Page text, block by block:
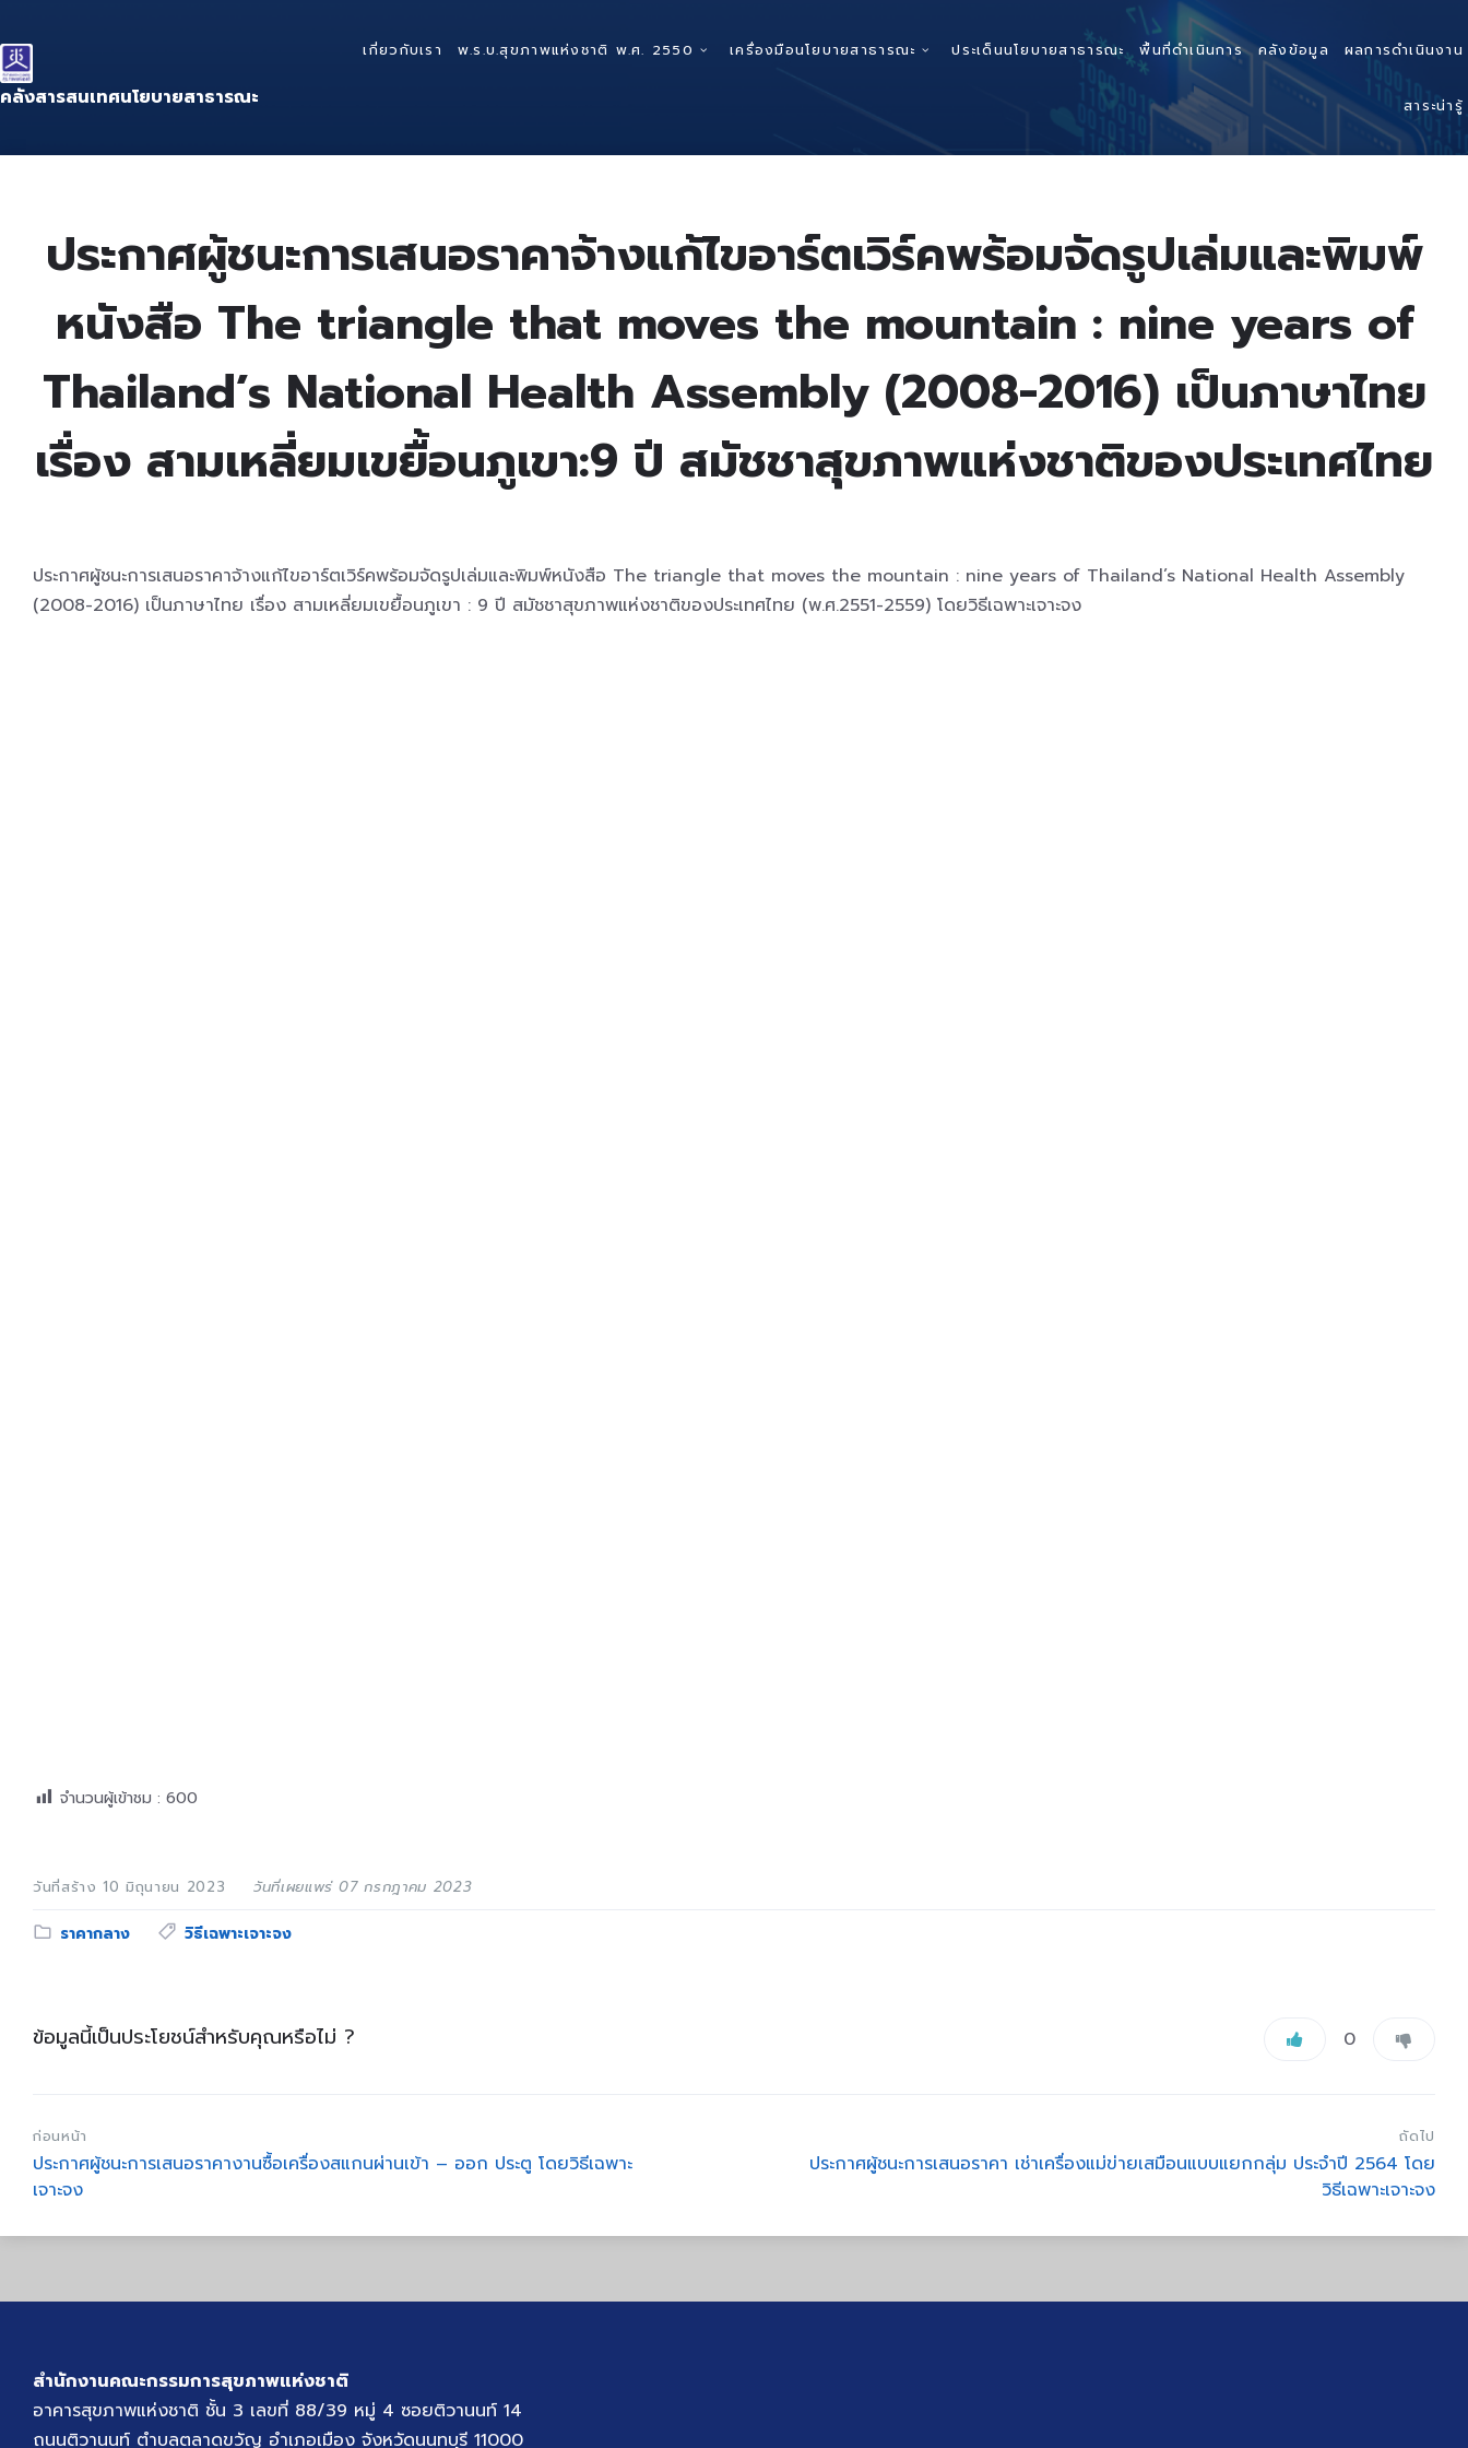
to
content
to
main
navigation
to
footer
คลังสารสนเทศนโยบายสาธารณะ
เกี่ยวกับเรา พ.ร.บ.สุขภาพแห่งชาติ พ.ศ. 2550 เครื่องมือนโยบายสาธารณะ ประเด็นนโยบายสาธารณะ พื้นที่ดำเนินการ คลังข้อมูล ผลการดำเนินงาน
สาระน่ารู้
ประกาศผู้ชนะการเสนอราคาจ้างแก้ไขอาร์ตเวิร์คพร้อมจัดรูปเล่มและพิมพ์
หนังสือ The triangle that moves the mountain : nine years of
Thailand’s National Health Assembly (2008-2016) เป็นภาษาไทย
เรื่อง สามเหลี่ยมเขยื้อนภูเขา:9 ปี สมัชชาสุขภาพแห่งชาติของประเทศไทย
ประกาศผู้ชนะการเสนอราคาจ้างแก้ไขอาร์ตเวิร์คพร้อมจัดรูปเล่มและพิมพ์หนังสือ The triangle that moves the mountain : nine years of Thailand’s National Health Assembly
(2008-2016) เป็นภาษาไทย เรื่อง สามเหลี่ยมเขยื้อนภูเขา : 9 ปี สมัชชาสุขภาพแห่งชาติของประเทศไทย (พ.ศ.2551-2559) โดยวิธีเฉพาะเจาะจง
จำนวนผู้เข้าชม : 600
วันที่สร้าง 10 มิถุนายน 2023 วันที่เผยแพร่ 07 กรกฎาคม 2023
Category:
ราคากลาง Tags:
วิธีเฉพาะเจาะจง
ข้อมูลนี้เป็นประโยชน์สำหรับคุณหรือไม่ ? 0
ถัดไป
ประกาศผู้ชนะการเสนอราคา เช่าเครื่องแม่ข่ายเสมือนแบบแยกกลุ่ม ประจำปี 2564 โดย
วิธีเฉพาะเจาะจง
ก่อนหน้า
ประกาศผู้ชนะการเสนอราคางานซื้อเครื่องสแกนผ่านเข้า – ออก ประตู โดยวิธีเฉพาะ
เจาะจง
สำนักงานคณะกรรมการสุขภาพแห่งชาติ
อาคารสุขภาพแห่งชาติ ชั้น 3 เลขที่ 88/39 หมู่ 4 ซอยติวานนท์ 14
ถนนติวานนท์ ตำบลตลาดขวัญ อำเภอเมือง จังหวัดนนทบุรี 11000